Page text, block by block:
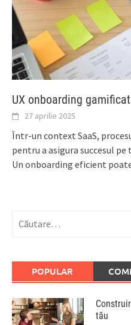
UX onboarding
27 aprilie 2025
Într-un context SaaS,
pentru a asigura succesul
Un onboarding eficient
după:
POPULAR
tău